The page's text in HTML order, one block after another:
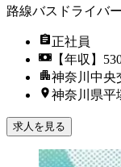
路線バスドライバー
正社員
【年収】
神奈川中央
神奈川県平
求人を見る